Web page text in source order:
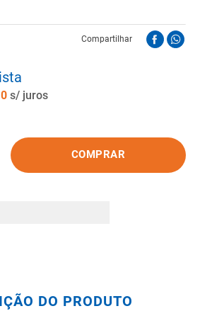
Compartilhar
s/ juros
COMPRAR
DO PRODUTO